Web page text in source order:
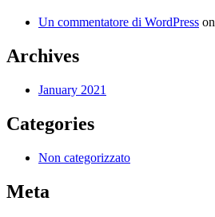
Un commentatore di WordPress on
Archives
January 2021
Categories
Non categorizzato
Meta